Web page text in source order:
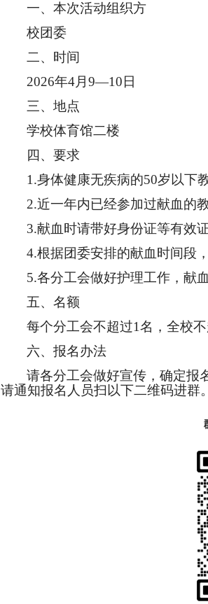
一、本次活动组织方
校团委
二、时间
2026年4月9—10日
三、地点
学校体育馆二楼
四、要求
1.身体健康无疾病的50岁以下
2.近一年内已经参加过献血的
3.献血时请带好身份证等有效
4.根据团委安排的献血时间段
5.各分工会做好护理工作，献
五、名额
每个分工会不超过1名，全校
六、报名办法
请各分工会做好宣传，确定报
请通知报名人员扫以下二维码进群。